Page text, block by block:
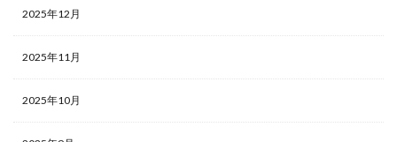
2025年12月
2025年11月
2025年10月